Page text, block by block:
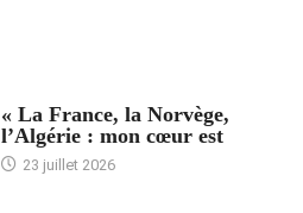
« La France, la Norvège,
l’Algérie : mon cœur est
23 juillet 2026